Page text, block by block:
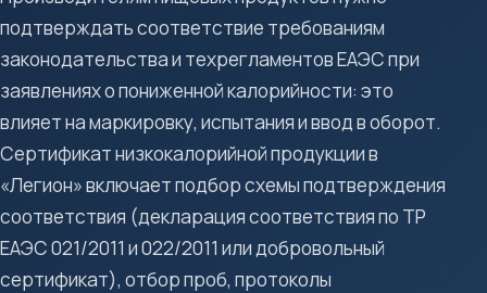
подтверждать соответствие требованиям
законодательства и техрегламентов ЕАЭС при
заявлениях о пониженной калорийности: это
влияет на маркировку, испытания и ввод в оборот.
Сертификат низкокалорийной продукции в
«Легион» включает подбор схемы подтверждения
соответствия (декларация соответствия по ТР
ЕАЭС 021/2011 и 022/2011 или добровольный
сертификат), отбор проб, протоколы